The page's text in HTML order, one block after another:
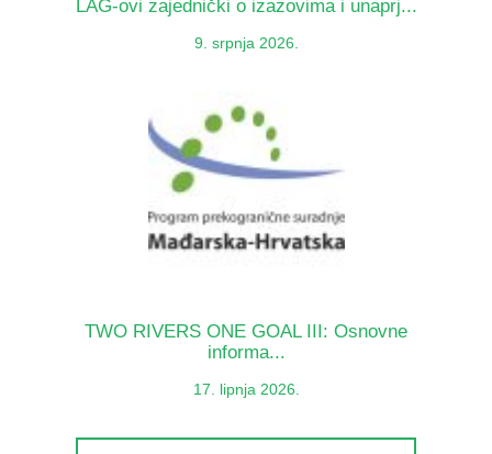
LAG-ovi zajednički o izazovima i unaprj...
9. srpnja 2026.
TWO RIVERS ONE GOAL III: Osnovne
informa...
17. lipnja 2026.